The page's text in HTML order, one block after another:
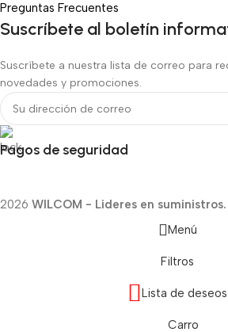
Preguntas Frecuentes
Suscríbete al boletín
Suscríbete a nuestra lista de correo para
novedades y promociones.
Pagos de seguridad
2026 WILCOM - Lideres en suministros.
Menú
Filtros
Lista de deseos
Carro